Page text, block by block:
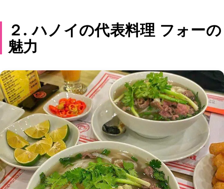
２. ハノイの代表料理 フォーの
魅力